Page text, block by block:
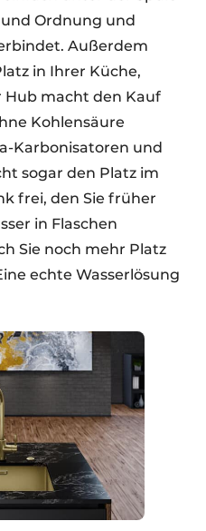
Ordnung und
Außerdem
in Ihrer Küche,
Hub macht den Kauf
Kohlensäure
Karbonisatoren und
sogar den Platz im
frei, den Sie früher
in Flaschen
Sie noch mehr Platz
echte Wasserlösung